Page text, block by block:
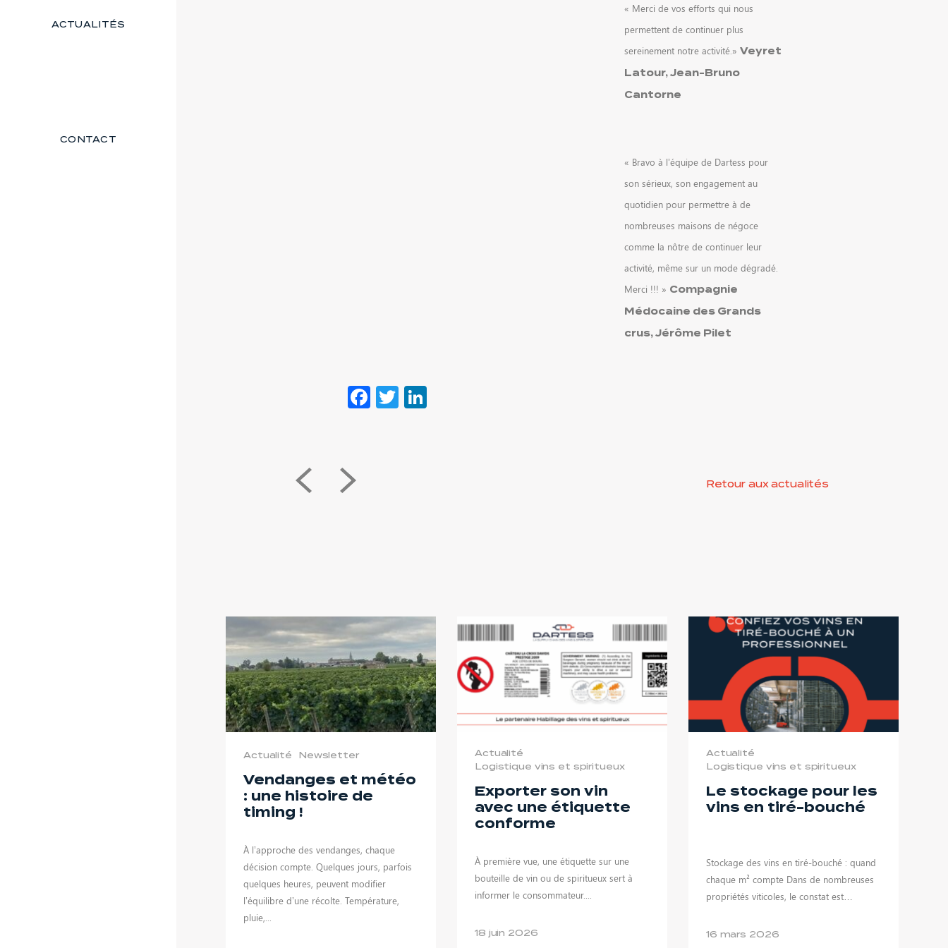
ACTUALITÉS
CONTACT
« Merci de vos efforts qui nous
permettent de continuer plus
sereinement notre activité.» Veyret
Latour, Jean-Bruno
Cantorne
« Bravo à l’équipe de Dartess pour
son sérieux, son engagement au
quotidien pour permettre à de
nombreuses maisons de négoce
comme la nôtre de continuer leur
activité, même sur un mode dégradé.
Merci !!! » Compagnie
Médocaine des Grands
crus, Jérôme Pilet
Facebook
Twitter
Retour aux actualités
Actualité Newsletter
Vendanges et météo
: une histoire de
timing !
À l’approche des vendanges, chaque
décision compte. Quelques jours, parfois
quelques heures, peuvent modifier
l’équilibre d’une récolte. Température,
pluie,...
Actualité
Logistique vins et spiritueux
Exporter son vin
avec une étiquette
conforme
À première vue, une étiquette sur une
bouteille de vin ou de spiritueux sert à
informer le consommateur....
18 juin 2026
Actualité
Logistique vins et spiritueux
Le stockage pour les
vins en tiré-bouché
Stockage des vins en tiré-bouché : quand
chaque m² compte Dans de nombreuses
propriétés viticoles, le constat est…
16 mars 2026